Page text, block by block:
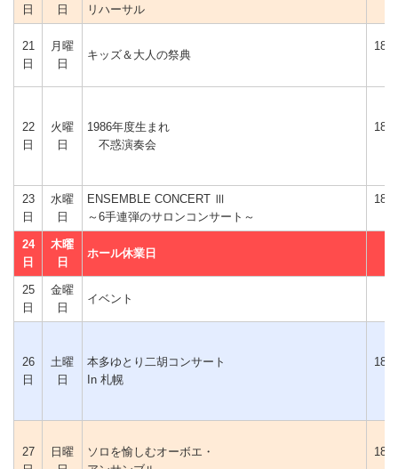
日
日
リハーサル
21
日
月曜
日
キッズ＆大人の祭典
18
22
日
火曜
日
1986年度生まれ
不惑演奏会
18
23
日
水曜
日
ENSEMBLE CONCERT Ⅲ
～6手連弾のサロンコンサート～
18
24
日
木曜
日
ホール休業日
25
日
金曜
日
イベント
26
日
土曜
日
本多ゆとり二胡コンサート
In 札幌
18
27
日曜
ソロを愉しむオーボエ・
18